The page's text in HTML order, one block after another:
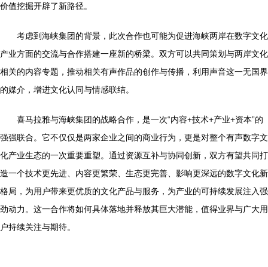
价值挖掘开辟了新路径。
考虑到海峡集团的背景，此次合作也可能为促进海峡两岸在数字文化
产业方面的交流与合作搭建一座新的桥梁。双方可以共同策划与两岸文化
相关的内容专题，推动相关有声作品的创作与传播，利用声音这一无国界
的媒介，增进文化认同与情感联结。
喜马拉雅与海峡集团的战略合作，是一次“内容+技术+产业+资本”的
强强联合。它不仅仅是两家企业之间的商业行为，更是对整个有声数字文
化产业生态的一次重要重塑。通过资源互补与协同创新，双方有望共同打
造一个技术更先进、内容更繁荣、生态更完善、影响更深远的数字文化新
格局，为用户带来更优质的文化产品与服务，为产业的可持续发展注入强
劲动力。这一合作将如何具体落地并释放其巨大潜能，值得业界与广大用
户持续关注与期待。